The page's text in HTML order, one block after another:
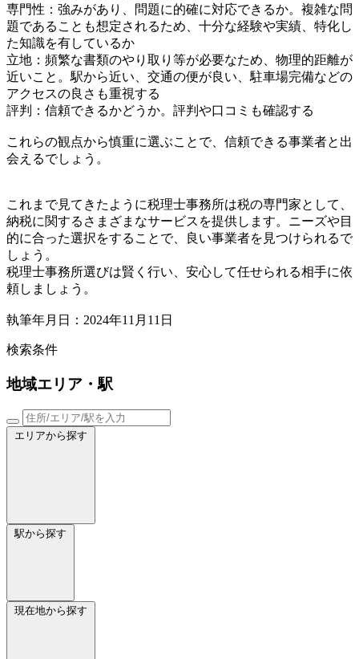
専門性：強みがあり、問題に的確に対応できるか。複雑な問
題であることも想定されるため、十分な経験や実績、特化し
た知識を有しているか
立地：頻繁な書類のやり取り等が必要なため、物理的距離が
近いこと。駅から近い、交通の便が良い、駐車場完備などの
アクセスの良さも重視する
評判：信頼できるかどうか。評判や口コミも確認する
これらの観点から慎重に選ぶことで、信頼できる事業者と出
会えるでしょう。
これまで見てきたように税理士事務所は税の専門家として、
納税に関するさまざまなサービスを提供します。ニーズや目
的に合った選択をすることで、良い事業者を見つけられるで
しょう。
税理士事務所選びは賢く行い、安心して任せられる相手に依
頼しましょう。
執筆年月日：2024年11月11日
検索条件
地域エリア・駅
エリアから探す
駅から探す
現在地から探す